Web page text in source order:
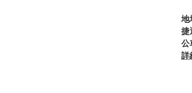
地
捷
公
詳